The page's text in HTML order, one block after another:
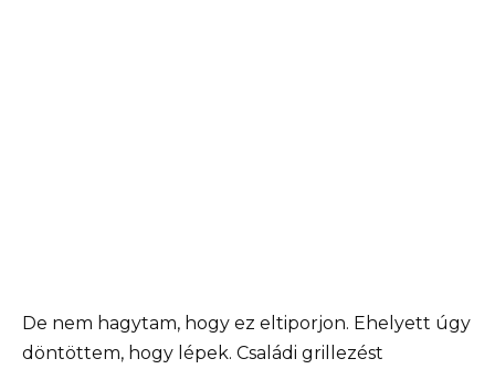
De nem hagytam, hogy ez eltiporjon. Ehelyett úgy
döntöttem, hogy lépek. Családi grillezést